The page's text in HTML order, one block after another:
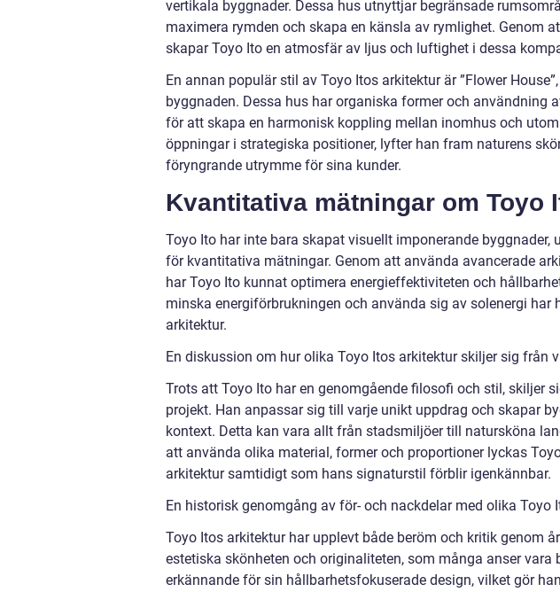
vertikala byggnader. Dessa hus utnyttjar begränsade
maximera rymden och skapa en känsla av rymlighet. Genom
skapar Toyo Ito en atmosfär av ljus och luftighet i dessa
En annan populär stil av Toyo Itos arkitektur är ”Flower
byggnaden. Dessa hus har organiska former och användning
för att skapa en harmonisk koppling mellan inomhus och
öppningar i strategiska positioner, lyfter han fram naturens
föryngrande utrymme för sina kunder.
Kvantitativa mätningar om Toyo
Toyo Ito har inte bara skapat visuellt imponerande byggnader,
för kvantitativa mätningar. Genom att använda avancerade
har Toyo Ito kunnat optimera energieffektiviteten och
minska energiförbrukningen och använda sig av solenergi
arkitektur.
En diskussion om hur olika Toyo Itos arkitektur skiljer sig från
Trots att Toyo Ito har en genomgående filosofi och stil, skiljer
projekt. Han anpassar sig till varje unikt uppdrag och skapar
kontext. Detta kan vara allt från stadsmiljöer till natursköna
att använda olika material, former och proportioner lyckas
arkitektur samtidigt som hans signaturstil förblir igenkännbar.
En historisk genomgång av för- och nackdelar med olika Toyo
Toyo Itos arkitektur har upplevt både beröm och kritik genom
estetiska skönheten och originaliteten, som många anser
erkännande för sin hållbarhetsfokuserade design, vilket gör